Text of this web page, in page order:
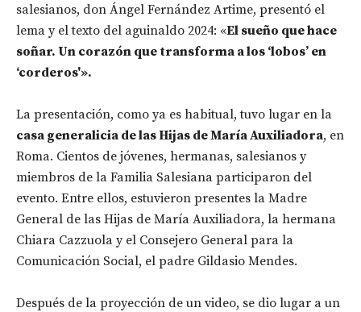
salesianos, don Ángel Fernández Artime, presentó el
lema y el texto del aguinaldo 2024: «El sueño que hace
soñar. Un corazón que transforma a los ‘lobos’ en
‘corderos'».
La presentación, como ya es habitual, tuvo lugar en la
casa generalicia de las Hijas de María Auxiliadora, en
Roma. Cientos de jóvenes, hermanas, salesianos y
miembros de la Familia Salesiana participaron del
evento. Entre ellos, estuvieron presentes la Madre
General de las Hijas de María Auxiliadora, la hermana
Chiara Cazzuola y el Consejero General para la
Comunicación Social, el padre Gildasio Mendes.
Después de la proyección de un video, se dio lugar a un